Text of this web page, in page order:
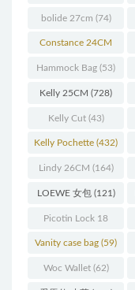
bolide 27cm (74)
Constance 24CM
(216)
Hammock Bag (53)
Kelly 25CM (728)
Kelly Cut(43)
Kelly Pochette (432)
Lindy 26CM (164)
LOEWE 女包(121)
Picotin Lock 18
(202)
Vanity case bag (59)
Woc Wallet(62)